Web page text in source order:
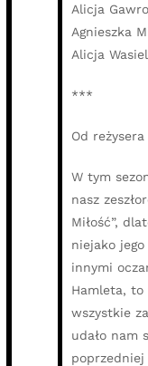
Alicja
Agnieszka
Alicja
***
Od reżysera
W tym
nasz
Miłość”,
niejako
innymi
Hamleta, to
wszystkie
udało nam